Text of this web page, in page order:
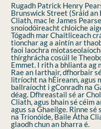
Rugadh Patrick Henry
Brunswick Street (Sráid an
Cliath, mac le James
snoíodóireacht chloiche
Tógadh mar Chaitliceach
tionchar ag a aintín ar
faoi laochra
thírghrácha cosúil le
Emmet. I rith a bhlianta ag
Rae an Iarthair, dfhorbair
litríocht na hÉireann, agus
ballraíocht i gConradh na
déag. Dfhreastail sé ar
Cliath, agus bhain sé céim
agus sa Ghaeilge. Rinne
na Tríonóide, Baile Átha
glaodh chun an bharra é.